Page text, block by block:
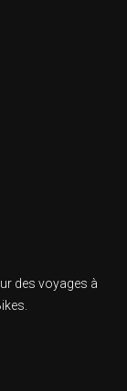
des voyages à